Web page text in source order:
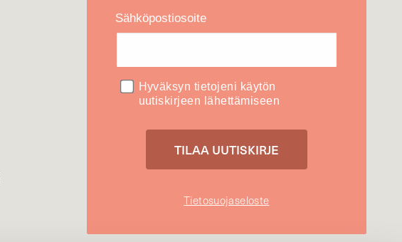
Sähköpostiosoite
Hyväksyn tietojeni käytön
uutiskirjeen lähettämiseen
Tietosuojaseloste